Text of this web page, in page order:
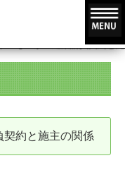
のものか？建築請負契約と
契約と施主の関係